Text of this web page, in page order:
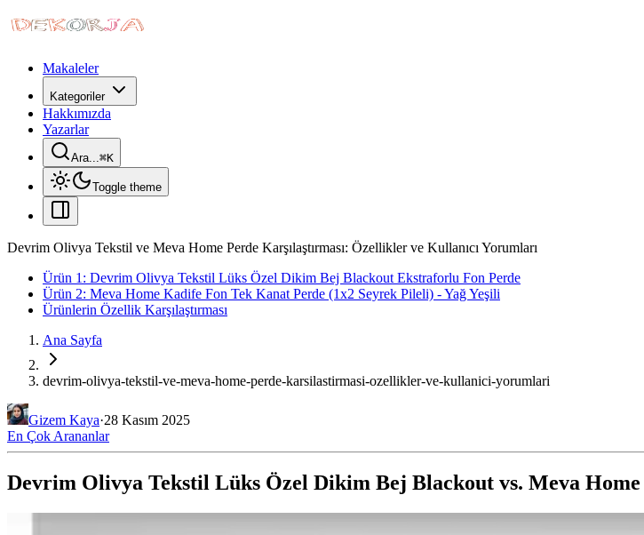
Makaleler
Kategoriler
Hakkımızda
Yazarlar
Ara...⌘K
Toggle theme
Devrim Olivya Tekstil ve Meva Home Perde Karşılaştırması: Özellikler ve Kullanıcı Yorumları
Ürün 1: Devrim Olivya Tekstil Lüks Özel Dikim Bej Blackout Ekstraforlu Fon Perde
Ürün 2: Meva Home Kadife Fon Tek Kanat Perde (1x2 Seyrek Pileli) - Yağ Yeşili
Ürünlerin Özellik Karşılaştırması
Ana Sayfa
devrim-olivya-tekstil-ve-meva-home-perde-karsilastirmasi-ozellikler-ve-kullanici-yorumlari
Gizem Kaya·28 Kasım 2025
En Çok Arananlar
Devrim Olivya Tekstil Lüks Özel Dikim Bej Blackout vs. Meva